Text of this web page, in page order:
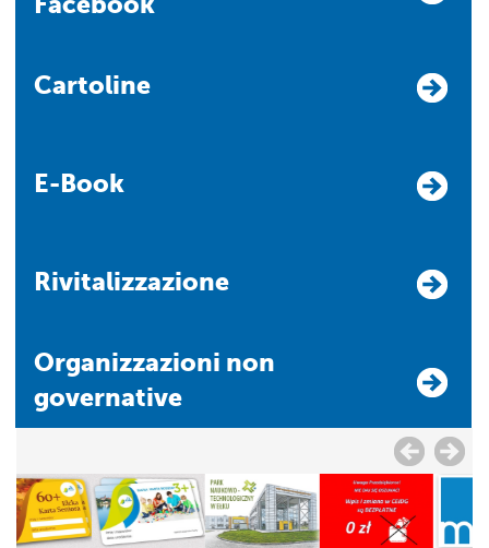
Cartoline
E-Book
Rivitalizzazione
Organizzazioni non
governative